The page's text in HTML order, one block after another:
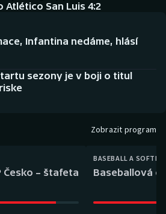
Atlético San Luis 4:2
Infantina nedáme, hlásí
sezony je v boji o titul
Zobrazit program
Česko – štafeta
BASEBALL A
Baseballová